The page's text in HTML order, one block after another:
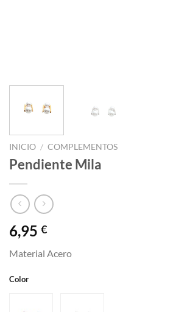
INICIO / COMPLEMENTOS
Pendiente Mila
6,95 €
Material Acero
Color